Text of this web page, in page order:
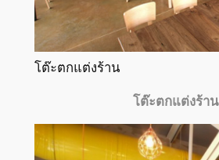
โต๊ะตกแต่งร้าน
โต๊ะตกแต่งร้าน